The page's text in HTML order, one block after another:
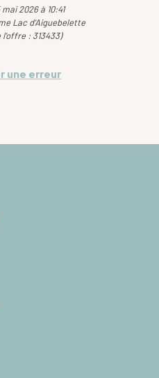
2026 à 10:41
Lac d'Aiguebelette
l'offre : 313433)
une erreur